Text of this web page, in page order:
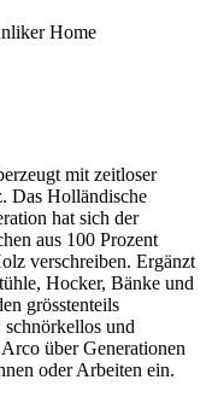
mit zeitloser
Das Holländische
hat sich der
aus 100 Prozent
verschreiben. Ergänzt
Hocker, Bänke und
grösstenteils
und
über Generationen
oder Arbeiten ein.